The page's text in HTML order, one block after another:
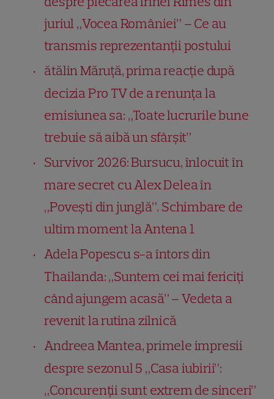
juriul „Vocea României” – Ce au
transmis reprezentanții postului
ătălin Măruță, prima reacție după
decizia Pro TV de a renunța la
emisiunea sa: „Toate lucrurile bune
trebuie să aibă un sfârșit”
Survivor 2026: Bursucu, înlocuit în
mare secret cu Alex Delea în
„Povești din junglă”. Schimbare de
ultim moment la Antena 1
Adela Popescu s-a întors din
Thailanda: „Suntem cei mai fericiți
când ajungem acasă” – Vedeta a
revenit la rutina zilnică
Andreea Mantea, primele impresii
despre sezonul 5 „Casa iubirii”:
„Concurenții sunt extrem de sinceri”